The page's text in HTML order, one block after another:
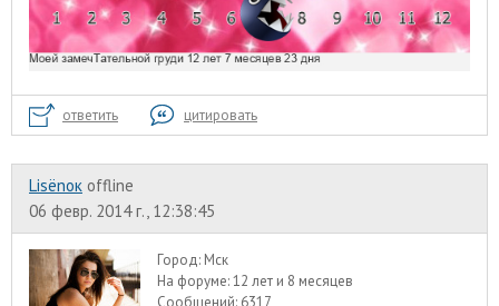
ответить цитировать
Lisёnок offline
06 февр. 2014 г., 12:38:45
Город: Мск
На форуме:12 лет и 8 месяцев
Сообщений: 6317